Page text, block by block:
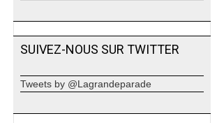
SUIVEZ-NOUS SUR TWITTER
Tweets by @Lagrandeparade